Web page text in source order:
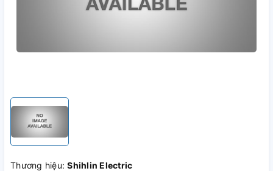
Thương hiệu:Shihlin Electric